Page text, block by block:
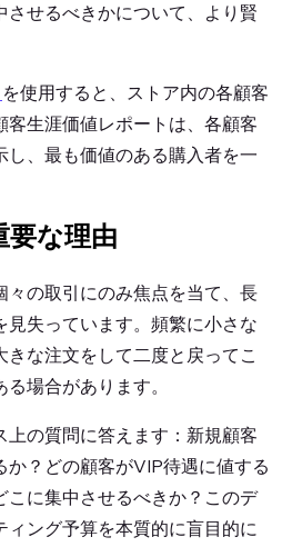
させるべきかについて、より賢
を使用すると、ストア内の各顧客
生涯価値レポートは、各顧客
、最も価値のある購入者を一
要な理由
々の取引にのみ焦点を当て、長
失っています。頻繁に小さな
な注文をして二度と戻ってこ
場合があります。
の質問に答えます：新規顧客
？どの顧客がVIP待遇に値する
こに集中させるべきか？このデ
ィング予算を本質的に盲目的に